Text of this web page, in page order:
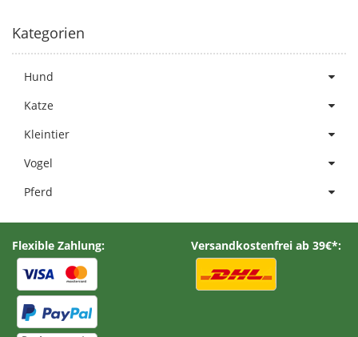
Kategorien
Hund
Katze
Kleintier
Vogel
Pferd
Flexible Zahlung: Versandkostenfrei ab 39€*: